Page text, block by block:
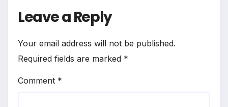
Leave a Reply
Your email address will not be published.
Required fields are marked *
Comment *